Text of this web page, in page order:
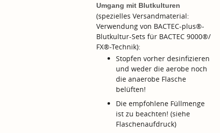
Umgang mit Blutkulturen
(spezielles Versandmaterial:
Verwendung von BACTEC-plus®-
Blutkultur-Sets für BACTEC 9000®/
FX®-Technik):
Stopfen vorher desinfizieren
und weder die aerobe noch
die anaerobe Flasche
belüften!
Die empfohlene Füllmenge
ist zu beachten! (siehe
Flaschenaufdruck)